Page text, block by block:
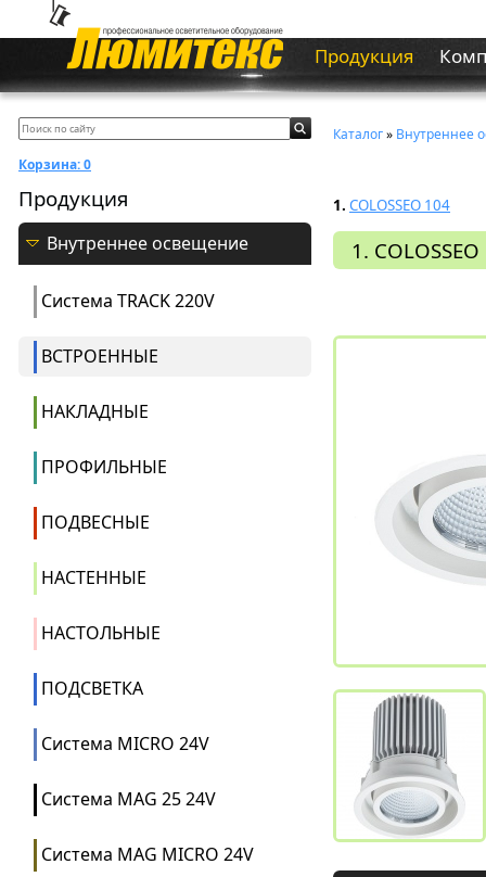
Продукция
Корзина:0
Продукция
Внутреннее освещение
Система ТRACK 220V
ВСТРОЕННЫЕ
НАКЛАДНЫЕ
ПРОФИЛЬНЫЕ
ПОДВЕСНЫЕ
НАСТЕННЫЕ
НАСТОЛЬНЫЕ
ПОДСВЕТКА
Система MICRO 24V
Система MAG 25 24V
Система MAG MICRO 24V
Каталог» Внутреннее
1. COLOSSEO 104
1.